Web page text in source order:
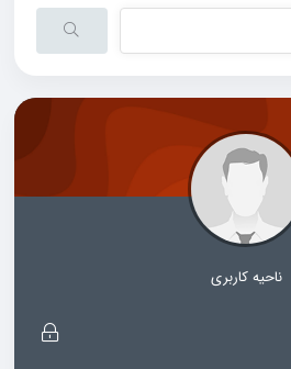
ناحیه کاربری